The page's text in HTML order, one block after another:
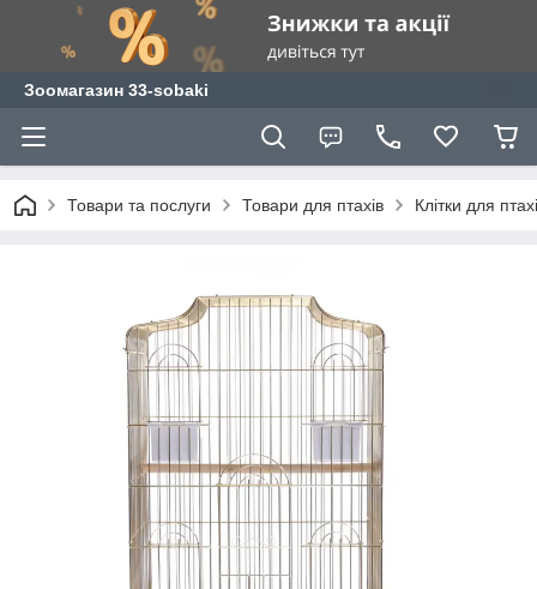
Зоомагазин 33-sobaki
Товари та послуги Товари для птахів Клітки для